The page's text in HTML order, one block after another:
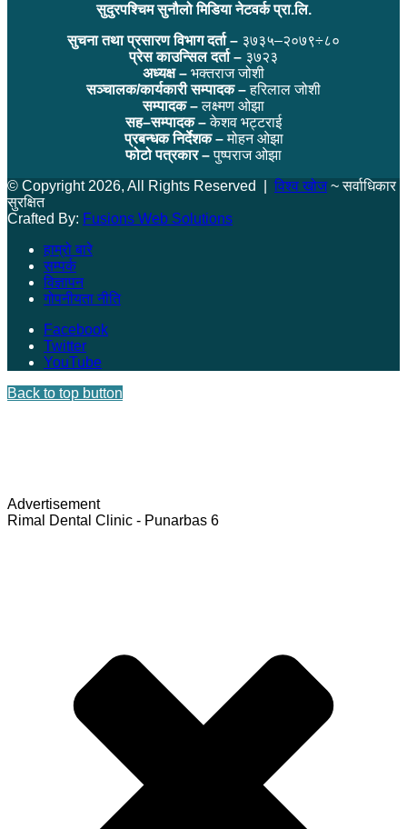
सुदुरपश्चिम सुनौलो मिडिया नेटवर्क प्रा.लि.
सुचना तथा प्रसारण विभाग दर्ता – ३७३५–२०७९÷८०
प्रेस काउन्सिल दर्ता – ३७२३
अध्यक्ष – भक्तराज जोशी
सञ्चालक/कार्यकारी सम्पादक –हरिलाल जोशी
सम्पादक –लक्ष्मण ओझा
सह–सम्पादक –केशव भट्टराई
प्रबन्धक निर्देशक –मोहन ओझा
फोटो पत्रकार –पुष्पराज ओझा
© Copyright 2026, All Rights Reserved | विश्व खोज~ सर्वाधिकार
सुरक्षित
Crafted By: Fusions Web Solutions
हाम्रो बारे
सम्पर्क
विज्ञापन
गोपनीयता नीति
Facebook
Twitter
YouTube
Back to top button
Advertisement
Rimal Dental Clinic - Punarbas 6